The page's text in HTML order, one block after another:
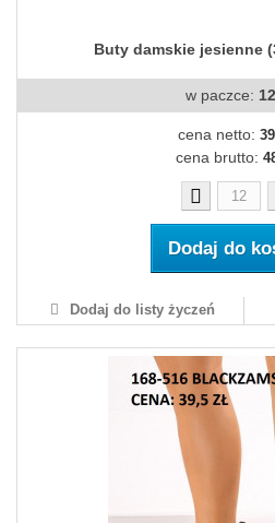
Buty damskie jesienne
w paczce:
cena netto:
cena brutto:
Dodaj do
Dodaj do listy życzeń